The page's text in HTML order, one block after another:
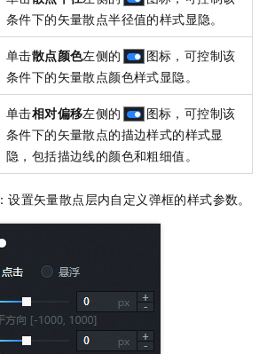
条件下的矢量散点半径值的样式显隐。
单击散点颜色左侧的
图标，可控制该
条件下的矢量散点颜色样式显隐。
单击相对偏移左侧的
图标，可控制该
条件下的矢量散点的描边样式的样式显
隐，包括描边线的颜色和粗细值。
：设置矢量散点层内自定义弹框的样式参数。